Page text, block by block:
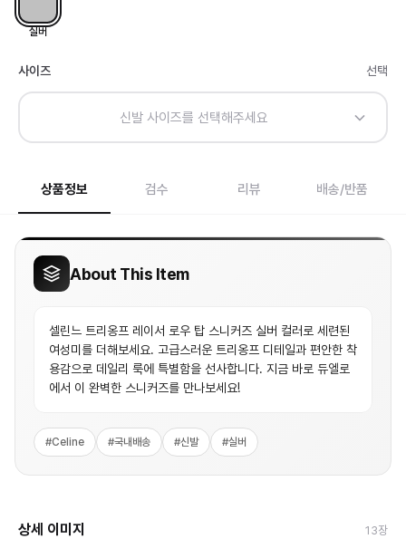
실버
사이즈 선택
신발 사이즈를 선택해주세요
상품정보 검수 리뷰 배송/반품
About This Item
셀린느 트리옹프 레이서 로우 탑 스니커즈 실버 컬러로 세련된
여성미를 더해보세요. 고급스러운 트리옹프 디테일과 편안한 착
용감으로 데일리 룩에 특별함을 선사합니다. 지금 바로 듀엘로
에서 이 완벽한 스니커즈를 만나보세요!
#Celine #국내배송 #신발 #실버
상세 이미지 13장